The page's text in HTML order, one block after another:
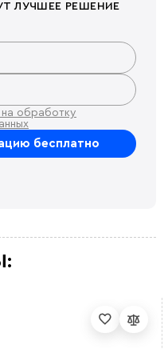
ЛУЧШЕЕ РЕШЕНИЕ
обработку